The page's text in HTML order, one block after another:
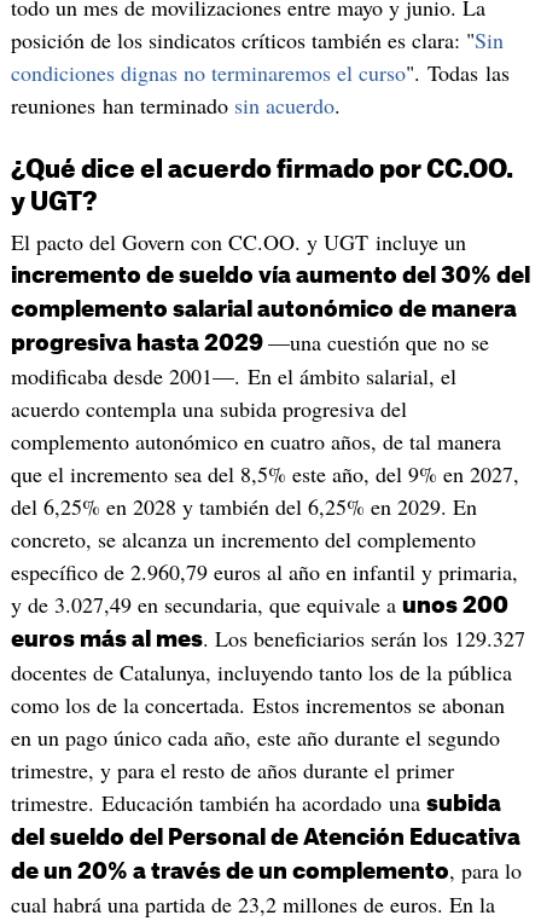
todo un mes de movilizaciones entre mayo y junio. La
posición de los sindicatos críticos también es clara: "Sin
condiciones dignas no terminaremos el curso". Todas las
reuniones han terminado sin acuerdo.
¿Qué dice el acuerdo firmado por CC.OO.
y UGT?
El pacto del Govern con CC.OO. y UGT incluye un
incremento de sueldo vía aumento del 30% del
complemento salarial autonómico de manera
progresiva hasta 2029 —una cuestión que no se
modificaba desde 2001—. En el ámbito salarial, el
acuerdo contempla una subida progresiva del
complemento autonómico en cuatro años, de tal manera
que el incremento sea del 8,5% este año, del 9% en 2027,
del 6,25% en 2028 y también del 6,25% en 2029. En
concreto, se alcanza un incremento del complemento
específico de 2.960,79 euros al año en infantil y primaria,
y de 3.027,49 en secundaria, que equivale a unos 200
euros más al mes. Los beneficiarios serán los 129.327
docentes de Catalunya, incluyendo tanto los de la pública
como los de la concertada. Estos incrementos se abonan
en un pago único cada año, este año durante el segundo
trimestre, y para el resto de años durante el primer
trimestre. Educación también ha acordado una subida
del sueldo del Personal de Atención Educativa
de un 20% a través de un complemento, para lo
cual habrá una partida de 23,2 millones de euros. En la